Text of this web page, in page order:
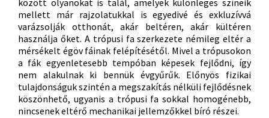
között olyanokat is talál, amelyek különleges színeik
mellett már rajzolatukkal is egyedivé és exkluzívvá
varázsolják otthonát, akár beltéren, akár kültéren
használja őket. A trópusi fa szerkezete némileg eltér a
mérsékelt égöv fáinak felépítésétől. Mivel a trópusokon
a fák egyenletesebb tempóban képesek fejlődni, így
nem alakulnak ki bennük évgyűrűk. Előnyös fizikai
tulajdonságuk szintén a megszakítás nélküli fejlődésnek
köszönhető, ugyanis a trópusi fa sokkal homogénebb,
nincsenek eltérő mechanikai jellemzőkkel bíró részei.